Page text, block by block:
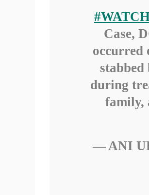
Case,
occurred
during
family,
— ANI